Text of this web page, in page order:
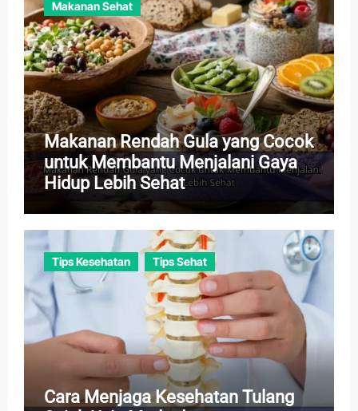
Makanan Sehat
Makanan Rendah Gula yang Cocok
untuk Membantu Menjalani Gaya
Hidup Lebih Sehat
Tips Kesehatan Tips Sehat
Cara Menjaga Kesehatan Tulang